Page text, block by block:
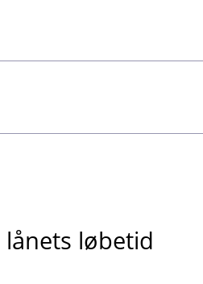
lånets løbetid